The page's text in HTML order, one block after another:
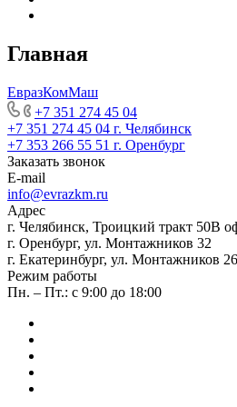
Главная
ЕвразКомМаш
+7 351 274 45 04
+7 351 274 45 04 г. Челябинск
+7 353 266 55 51 г. Оренбург
Заказать звонок
E-mail
info@evrazkm.ru
Адрес
г. Челябинск, Троицкий тракт 50В
г. Оренбург, ул. Монтажников 32
г. Екатеринбург, ул. Монтажников
Режим работы
Пн. – Пт.: с 9:00 до 18:00